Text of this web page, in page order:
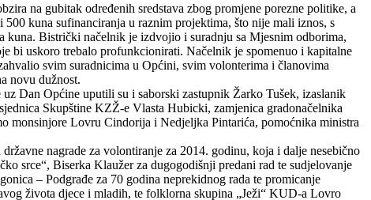
na gubitak određenih sredstava zbog promjene porezne politike, a
kuna sufinanciranja u raznim projektima, što nije mali iznos, s
Bistrički načelnik je izdvojio i suradnju sa Mjesnim odborima,
bi uskoro trebalo profunkcionirati. Načelnik je spomenuo i kapitalne
svim suradnicima u Općini, svim volonterima i članovima
novu dužnost.
Dan Općine uputili su i saborski zastupnik Žarko Tušek, izaslanik
Skupštine KZŽ-e Vlasta Hubicki, zamjenica gradonačelnika
monsinjore Lovru Cindorija i Nedjeljka Pintarića, pomoćnika ministra
nagrade za volontiranje za 2014. godinu, koja i dalje nesebično
srce“, Biserka Klaužer za dugogodišnji predani rad te sudjelovanje
– Podgrađe za 70 godina neprekidnog rada te promicanje
života djece i mladih, te folklorna skupina „Ježi“ KUD-a Lovro